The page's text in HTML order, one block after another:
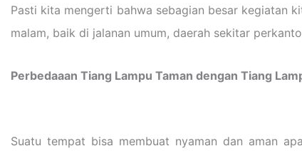
Pasti kita mengerti bahwa sebagian besar kegiatan
malam, baik di jalanan umum, daerah sekitar
Perbedaaan Tiang Lampu Taman dengan Tiang
Suatu tempat bisa membuat nyaman dan aman